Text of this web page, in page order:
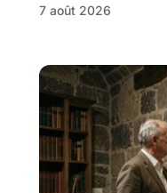
7 août 2026